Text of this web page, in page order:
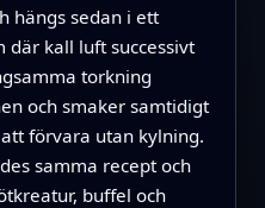
hängs sedan i ett
kall luft successivt
torkning
och smaker samtidigt
förvara utan kylning.
samma recept och
buffel och